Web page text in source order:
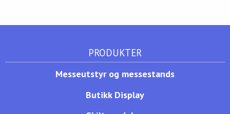
PRODUKTER
Messeutstyr og messestands
Butikk Display